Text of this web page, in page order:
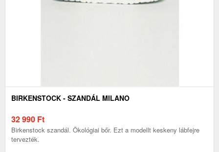
BIRKENSTOCK - SZANDÁL MILANO
32 990 Ft
Birkenstock szandál. Ökológiai bőr. Ezt a modellt keskeny lábfejre
tervezték.